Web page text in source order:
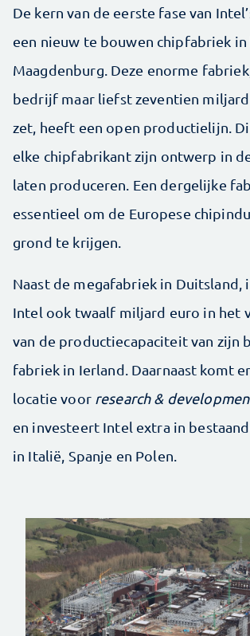
De kern van de eerste fase van
een nieuw te bouwen chipfabriek
Maagdenburg. Deze enorme
bedrijf maar liefst zeventien
zet, heeft een open productielijn.
elke chipfabrikant zijn ontwerp in
laten produceren. Een dergelijke
essentieel om de Europese
grond te krijgen.
Naast de megafabriek in Duitsland,
Intel ook twaalf miljard euro in het
van de productiecapaciteit van zijn
fabriek in Ierland. Daarnaast komt
locatie voor research &
en investeert Intel extra in
in Italië, Spanje en Polen.